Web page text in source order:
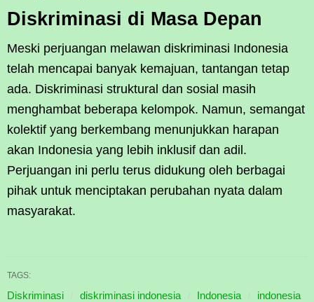
Diskriminasi di Masa Depan
Meski perjuangan melawan diskriminasi Indonesia
telah mencapai banyak kemajuan, tantangan tetap
ada. Diskriminasi struktural dan sosial masih
menghambat beberapa kelompok. Namun, semangat
kolektif yang berkembang menunjukkan harapan
akan Indonesia yang lebih inklusif dan adil.
Perjuangan ini perlu terus didukung oleh berbagai
pihak untuk menciptakan perubahan nyata dalam
masyarakat.
TAGS:
Diskriminasi diskriminasi indonesia Indonesia
indonesia